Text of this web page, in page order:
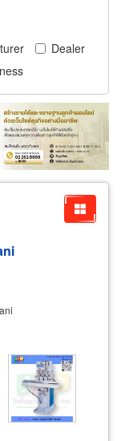
Dealer